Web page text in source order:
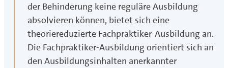
der Behinderung keine reguläre Ausbildung
absolvieren können, bietet sich eine
theoriereduzierte Fachpraktiker-Ausbildung an.
Die Fachpraktiker-Ausbildung orientiert sich an
den Ausbildungsinhalten anerkannter